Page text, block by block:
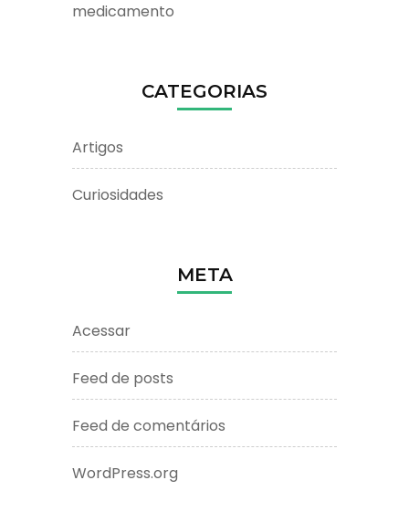
medicamento
CATEGORIAS
Artigos
Curiosidades
META
Acessar
Feed de posts
Feed de comentários
WordPress.org